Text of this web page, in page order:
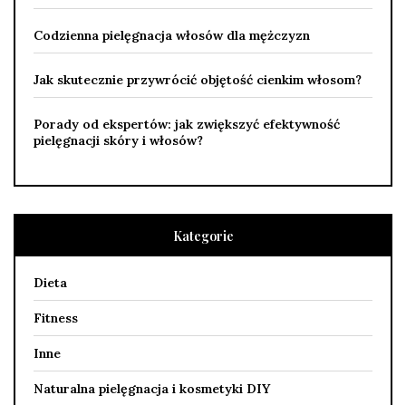
Codzienna pielęgnacja włosów dla mężczyzn
Jak skutecznie przywrócić objętość cienkim włosom?
Porady od ekspertów: jak zwiększyć efektywność
pielęgnacji skóry i włosów?
Kategorie
Dieta
Fitness
Inne
Naturalna pielęgnacja i kosmetyki DIY